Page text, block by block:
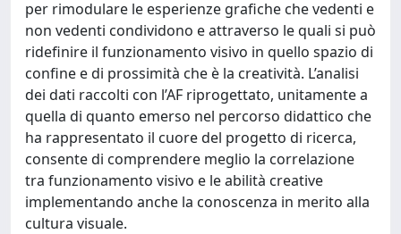
per rimodulare le esperienze grafiche che vedenti e
non vedenti condividono e attraverso le quali si può
ridefinire il funzionamento visivo in quello spazio di
confine e di prossimità che è la creatività. L’analisi
dei dati raccolti con l’AF riprogettato, unitamente a
quella di quanto emerso nel percorso didattico che
ha rappresentato il cuore del progetto di ricerca,
consente di comprendere meglio la correlazione
tra funzionamento visivo e le abilità creative
implementando anche la conoscenza in merito alla
cultura visuale.